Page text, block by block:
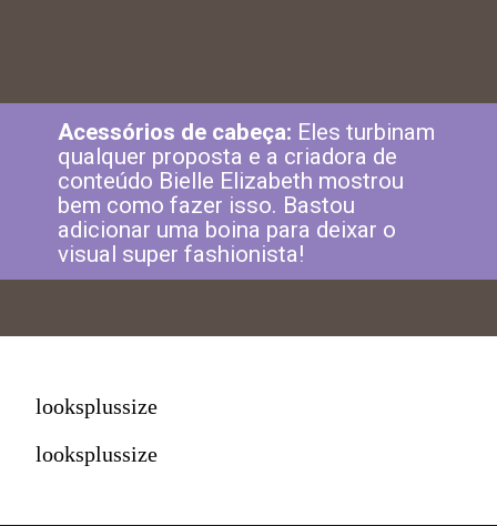
Acessórios de cabeça: Eles turbinam
qualquer proposta e a criadora de
conteúdo Bielle Elizabeth mostrou
bem como fazer isso. Bastou
adicionar uma boina para deixar o
visual super fashionista!
looksplussize
looksplussize